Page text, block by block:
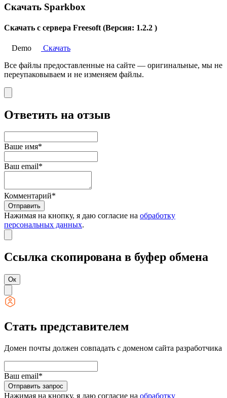
Скачать Sparkbox
Скачать с сервера Freesoft (Версия: 1.2.2 )
Demo
Скачать
Все файлы предоставленные на сайте — оригинальные, мы не
переупаковываем и не изменяем файлы.
Ответить на отзыв
Ваше имя*
Ваш email*
Комментарий*
Отправить
Нажимая на кнопку, я даю согласие на обработку
персональных данных.
Ссылка скопирована в буфер обмена
Ок
Стать представителем
Домен почты должен совпадать с доменом сайта разработчика
Ваш email*
Отправить запрос
Нажимая на кнопку, я даю согласие на обработку